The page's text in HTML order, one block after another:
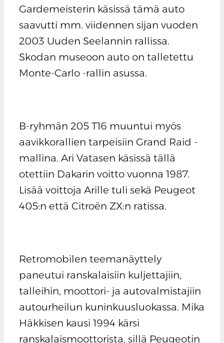
Gardemeisterin käsissä tämä auto
saavutti mm. viidennen sijan vuoden
2003 Uuden Seelannin rallissa.
Skodan museoon auto on talletettu
Monte-Carlo -rallin asussa.
B-ryhmän 205 T16 muuntui myös
aavikkorallien tarpeisiin Grand Raid -
mallina. Ari Vatasen käsissä tällä
otettiin Dakarin voitto vuonna 1987.
Lisää voittoja Arille tuli sekä Peugeot
405:n että Citroën ZX:n ratissa.
Retromobilen teemanäyttely
paneutui ranskalaisiin kuljettajiin,
talleihin, moottori- ja autovalmistajiin
autourheilun kuninkuusluokassa. Mika
Häkkisen kausi 1994 kärsi
ranskalaismoottorista, sillä Peugeotin